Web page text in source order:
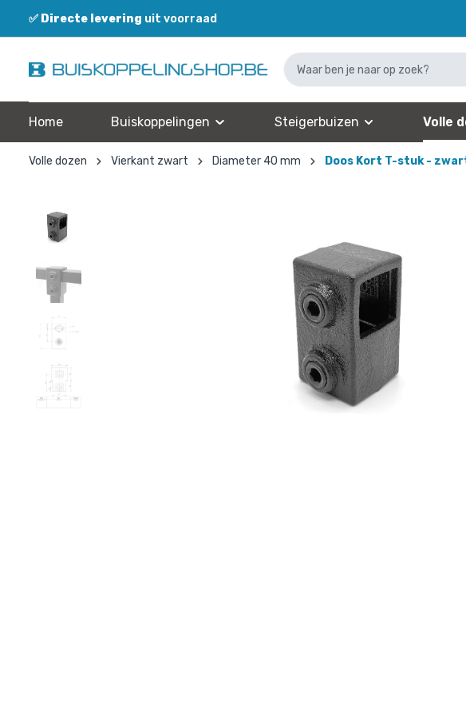
✅ Directe levering uit voorraad
Home Buiskoppelingen Steigerbuizen Volle
Volle dozen Vierkant zwart Diameter 40 mm Doos Kort T-stuk -
Doos Kort T-stuk -